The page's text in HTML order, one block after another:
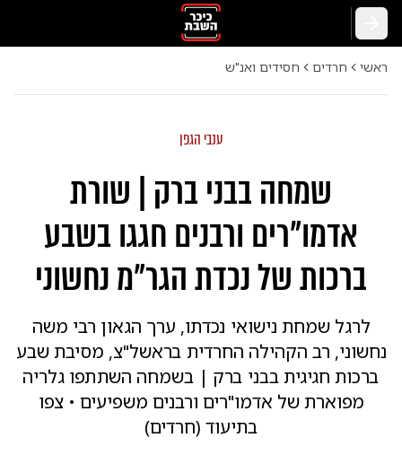
ראשי חרדים חסידים ואנ"ש
ענבי הגפן
שמחה בבני ברק | שורת
אדמו"רים ורבנים חגגו בשבע
ברכות של נכדת הגר"מ נחשוני
לרגל שמחת נישואי נכדתו, ערך הגאון רבי משה
נחשוני, רב הקהילה החרדית בראשל"צ, מסיבת שבע
ברכות חגיגית בבני ברק | בשמחה השתתפו גלריה
מפוארת של אדמו"רים ורבנים משפיעים • צפו
בתיעוד (חרדים)